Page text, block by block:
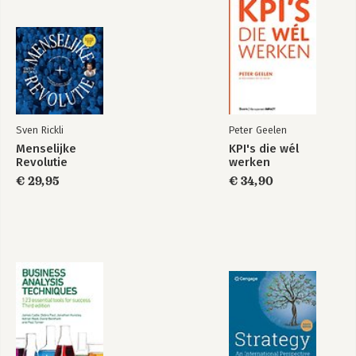
Sven Rickli
Menselijke
Revolutie
€ 29,95
Peter Geelen
KPI's die wél
werken
€ 34,90